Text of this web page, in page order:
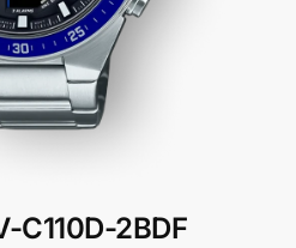
C110D-2BDF